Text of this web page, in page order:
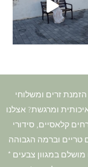
זרים ומשלוחי
ומרגשת? אצלנו
קלאסיים, סידורי
טריים וברמה הגבוהה
מושלם במגוון צבעים *